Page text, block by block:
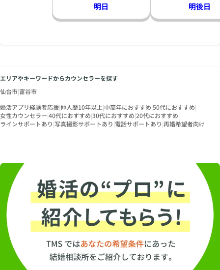
明日 明後日
エリアやキーワードからカウンセラーを探す
仙台市|富谷市
婚活アプリ経験者応援|仲人歴10年以上|中高年におすすめ|50代におすすめ|
女性カウンセラー|40代におすすめ|30代におすすめ|20代におすすめ|
ラインサポートあり|写真撮影サポートあり|電話サポートあり|再婚希望者向け